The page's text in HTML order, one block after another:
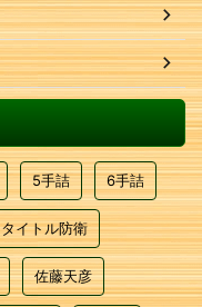
5手詰 6手詰
タイトル防衛
佐藤天彦